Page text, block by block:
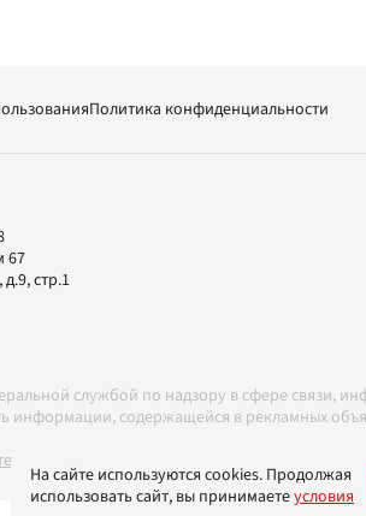
Политика конфиденциальности
67
стр.1
службой по надзору в сфере связи,
информации, содержащейся в рекламных
в соответствии с Правилами
На сайте используются cookies. Продолжая
использовать сайт, вы принимаетеусловия